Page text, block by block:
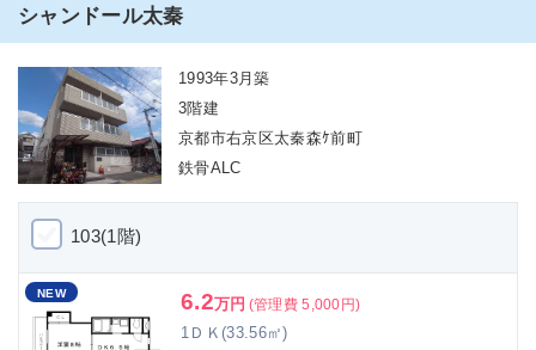
シャンドール太秦
1993年3月築
3階建
京都市右京区太秦森ｹ前町
鉄骨ALC
103(1階)
NEW 6.2万円 (管理費 5,000円)
1ＤＫ(33.56㎡)